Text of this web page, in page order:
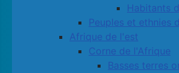
Habitants
Peuples et ethnies
Afrique de l'est
Corne de l'Afrique
Basses terres